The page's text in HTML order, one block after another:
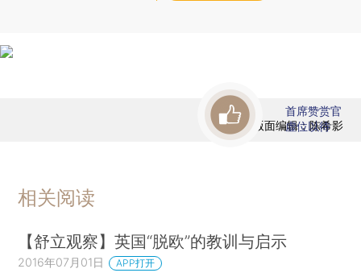
版面编辑：陈希影
首席赞赏官
虚位以待
相关阅读
【舒立观察】英国“脱欧”的教训与启示
2016年07月01日 APP打开